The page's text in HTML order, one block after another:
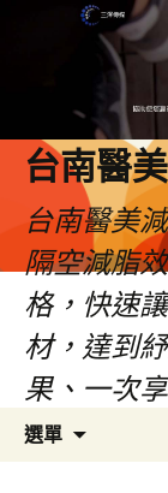
台南醫
台南醫美
隔空減脂
格，快速
材，達到
果、一次
選單